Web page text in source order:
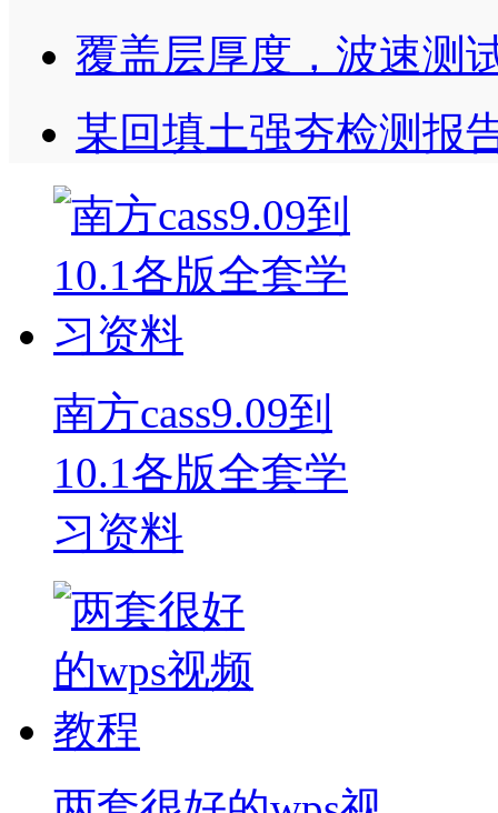
覆盖层厚度，波速测
某回填土强夯检测报
南方cass9.09到
10.1各版全套学
习资料